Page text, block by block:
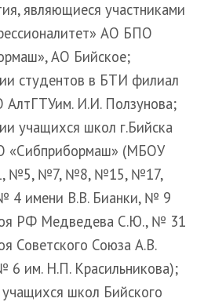
являющиеся участниками
АО БПО
АО Бийское;
студентов в БТИ филиал
И.И. Ползунова;
учащихся школ г.Бийска
«Сибприбормаш» (МБОУ
№5, №7, №8, №15, №17,
4 имени В.В. Бианки, № 9
РФ Медведева С.Ю., № 31
Советского Союза А.В.
6 им. Н.П. Красильникова);
учащихся школ Бийского